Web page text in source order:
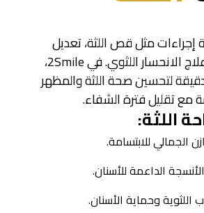
إجراءات مثل قص اللثة، تعديل
مستوى اللثة، وعلاج الانحسار اللثوي. في 2Smile،
لتحسين صحة اللثة والمظهر
مع تقليل فترة الشفاء.
اللثة:
الجمالي للابتسامة.
الداعمة للأسنان.
اللثوية وحماية الأسنان.